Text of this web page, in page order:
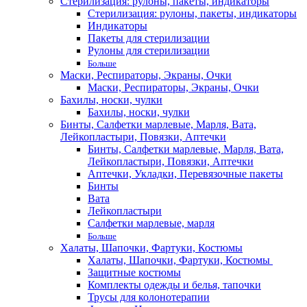
Стерилизация: рулоны, пакеты, индикаторы
Индикаторы
Пакеты для стерилизации
Рулоны для стерилизации
Больше
Маски, Респираторы, Экраны, Очки
Маски, Респираторы, Экраны, Очки
Бахилы, носки, чулки
Бахилы, носки, чулки
Бинты, Салфетки марлевые, Марля, Вата,
Лейкопластыри, Повязки, Аптечки
Бинты, Салфетки марлевые, Марля, Вата,
Лейкопластыри, Повязки, Аптечки
Аптечки, Укладки, Перевязочные пакеты
Бинты
Вата
Лейкопластыри
Салфетки марлевые, марля
Больше
Халаты, Шапочки, Фартуки, Костюмы
Халаты, Шапочки, Фартуки, Костюмы
Защитные костюмы
Комплекты одежды и белья, тапочки
Трусы для колонотерапии